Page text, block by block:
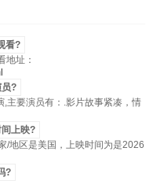
看?
地址：
员?
主要演员有：.影片故事紧凑，情
上映?
/地区是美国，上映时间为是2026
?